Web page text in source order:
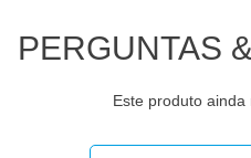
PERGUNTAS
Este produto